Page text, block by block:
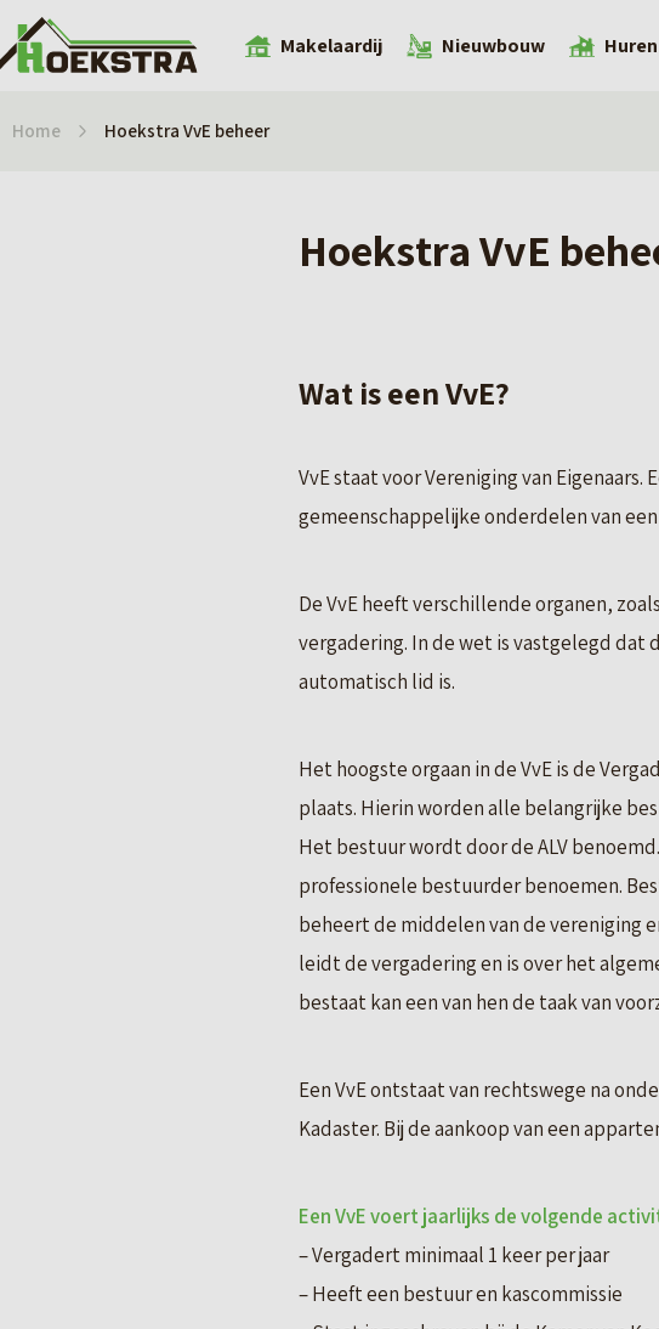
Makelaardij Nieuwbouw Huren
Home Hoekstra VvE beheer
Hoekstra VvE
Wat is een VvE?
VvE staat voor Vereniging van
gemeenschappelijke onderdelen van
De VvE heeft verschillende organen,
vergadering. In de wet is vastgelegd dat
automatisch lid is.
Het hoogste orgaan in de VvE is de
plaats. Hierin worden alle belangrijke
Het bestuur wordt door de ALV
professionele bestuurder benoemen.
beheert de middelen van de vereniging
leidt de vergadering en is over het
bestaat kan een van hen de taak van
Een VvE ontstaat van rechtswege na
Kadaster. Bij de aankoop van een
Een VvE voert jaarlijks de volgende
– Vergadert minimaal 1 keer per jaar
– Heeft een bestuur en kascommissie